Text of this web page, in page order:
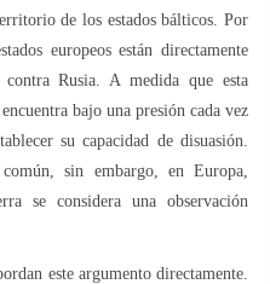
de los estados bálticos. Por
europeos están directamente
Rusia. A medida que esta
bajo una presión cada vez
su capacidad de disuasión.
sin embargo, en Europa,
se considera una observación
este argumento directamente.